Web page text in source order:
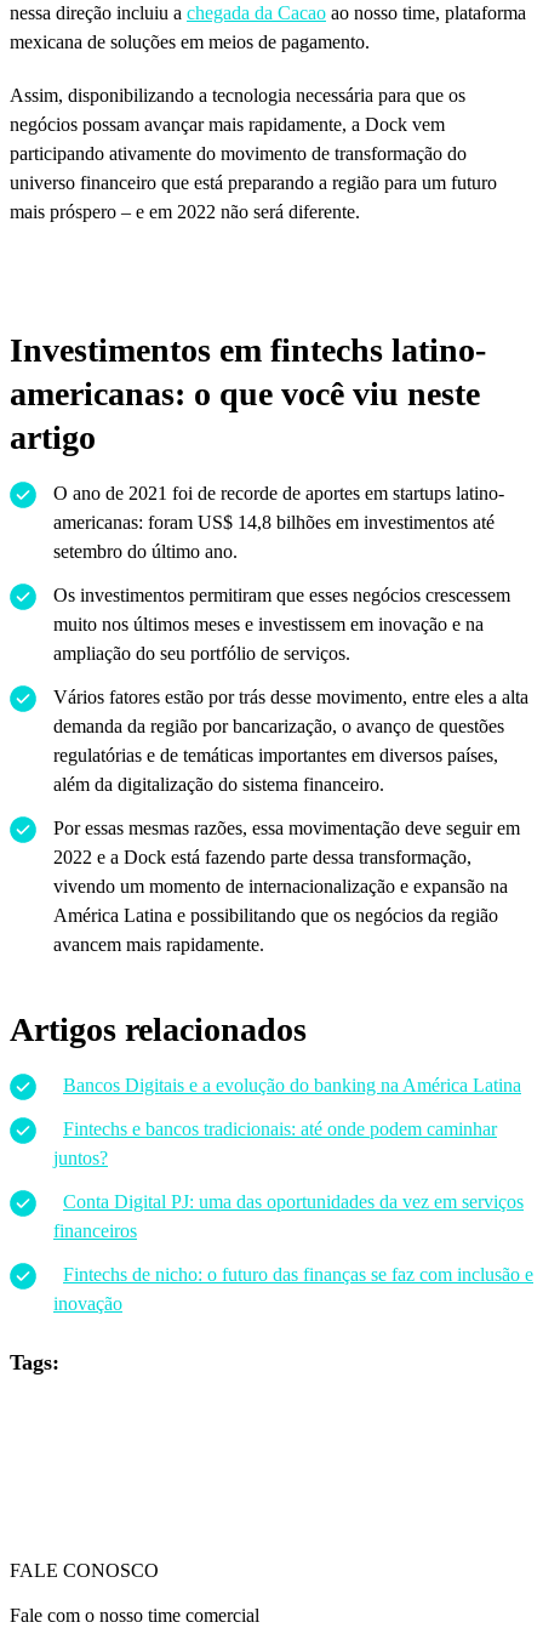
nessa direção incluiu a chegada da Cacao ao nosso time, plataforma
mexicana de soluções em meios de pagamento.
Assim, disponibilizando a tecnologia necessária para que os
negócios possam avançar mais rapidamente, a Dock vem
participando ativamente do movimento de transformação do
universo financeiro que está preparando a região para um futuro
mais próspero – e em 2022 não será diferente.
Investimentos em fintechs latino-
americanas: o que você viu neste
artigo
O ano de 2021 foi de recorde de aportes em startups latino-
americanas: foram US$ 14,8 bilhões em investimentos até
setembro do último ano.
Os investimentos permitiram que esses negócios crescessem
muito nos últimos meses e investissem em inovação e na
ampliação do seu portfólio de serviços.
Vários fatores estão por trás desse movimento, entre eles a alta
demanda da região por bancarização, o avanço de questões
regulatórias e de temáticas importantes em diversos países,
além da digitalização do sistema financeiro.
Por essas mesmas razões, essa movimentação deve seguir em
2022 e a Dock está fazendo parte dessa transformação,
vivendo um momento de internacionalização e expansão na
América Latina e possibilitando que os negócios da região
avancem mais rapidamente.
Artigos relacionados
Bancos Digitais e a evolução do banking na América Latina
Fintechs e bancos tradicionais: até onde podem caminhar
juntos?
Conta Digital PJ: uma das oportunidades da vez em serviços
financeiros
Fintechs de nicho: o futuro das finanças se faz com inclusão e
inovação
Tags:
FALE CONOSCO
Fale com o nosso time comercial